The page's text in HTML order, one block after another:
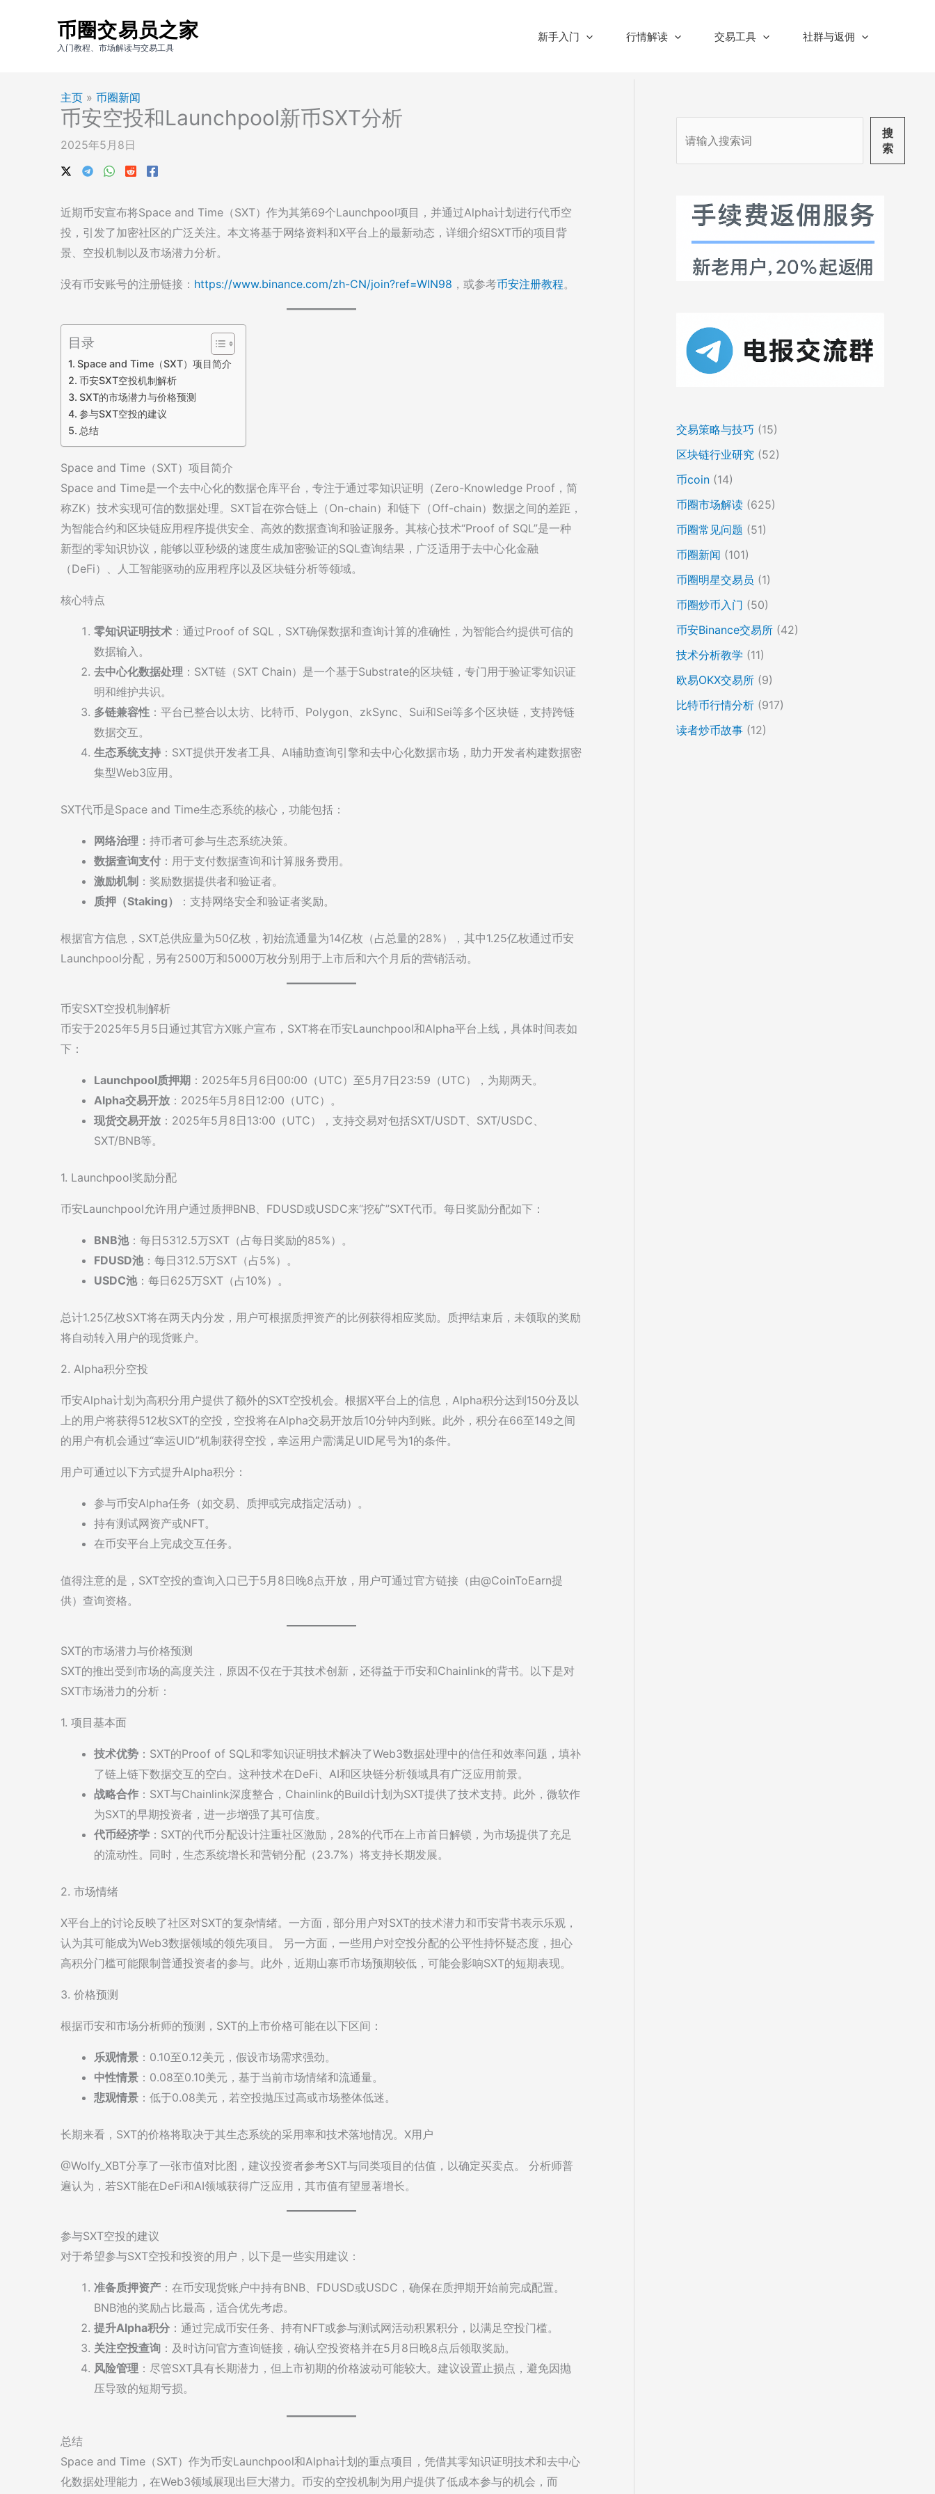
币圈交易员之家
入门教程、市场解读与交易工具
新手入门 行情解读 交易工具 社群与返佣
主页 » 币圈新闻
币安空投和Launchpool新币SXT分析
2025年5月8日
近期币安宣布将Space and Time（SXT）作为其第69个Launchpool项目，并通过Alpha计划进行代币空
投，引发了加密社区的广泛关注。本文将基于网络资料和X平台上的最新动态，详细介绍SXT币的项目背
景、空投机制以及市场潜力分析。
没有币安账号的注册链接： https://www.binance.com/zh-CN/join?ref=WIN98 ，或参考币安注册教程。
目录
Space and Time（SXT）项目简介
币安SXT空投机制解析
SXT的市场潜力与价格预测
参与SXT空投的建议
总结
Space and Time（SXT）项目简介
Space and Time是一个去中心化的数据仓库平台，专注于通过零知识证明（Zero-Knowledge Proof，简
称ZK）技术实现可信的数据处理。SXT旨在弥合链上（On-chain）和链下（Off-chain）数据之间的差距，
为智能合约和区块链应用程序提供安全、高效的数据查询和验证服务。其核心技术“Proof of SQL”是一种
新型的零知识协议，能够以亚秒级的速度生成加密验证的SQL查询结果，广泛适用于去中心化金融
（DeFi）、人工智能驱动的应用程序以及区块链分析等领域。
核心特点
零知识证明技术 ：通过Proof of SQL，SXT确保数据和查询计算的准确性，为智能合约提供可信的
数据输入。
去中心化数据处理 ：SXT链（SXT Chain）是一个基于Substrate的区块链，专门用于验证零知识证
明和维护共识。
多链兼容性 ：平台已整合以太坊、比特币、Polygon、zkSync、Sui和Sei等多个区块链，支持跨链
数据交互。
生态系统支持 ：SXT提供开发者工具、AI辅助查询引擎和去中心化数据市场，助力开发者构建数据密
集型Web3应用。
SXT代币是Space and Time生态系统的核心，功能包括：
网络治理 ：持币者可参与生态系统决策。
数据查询支付 ：用于支付数据查询和计算服务费用。
激励机制 ：奖励数据提供者和验证者。
质押（Staking）
：支持网络安全和验证者奖励。
根据官方信息，SXT总供应量为50亿枚，初始流通量为14亿枚（占总量的28%），其中1.25亿枚通过币安
Launchpool分配，另有2500万和5000万枚分别用于上市后和六个月后的营销活动。
币安SXT空投机制解析
币安于2025年5月5日通过其官方X账户宣布，SXT将在币安Launchpool和Alpha平台上线，具体时间表如
下：
Launchpool质押期 ：2025年5月6日00:00（UTC）至5月7日23:59（UTC），为期两天。
Alpha交易开放 ：2025年5月8日12:00（UTC）。
现货交易开放 ：2025年5月8日13:00（UTC），支持交易对包括SXT/USDT、SXT/USDC、
SXT/BNB等。
1. Launchpool奖励分配
币安Launchpool允许用户通过质押BNB、FDUSD或USDC来“挖矿”SXT代币。每日奖励分配如下：
BNB池：每日5312.5万SXT（占每日奖励的85%）。
FDUSD池：每日312.5万SXT（占5%）。
USDC池：每日625万SXT（占10%）。
总计1.25亿枚SXT将在两天内分发，用户可根据质押资产的比例获得相应奖励。质押结束后，未领取的奖励
将自动转入用户的现货账户。
2. Alpha积分空投
币安Alpha计划为高积分用户提供了额外的SXT空投机会。根据X平台上的信息，Alpha积分达到150分及以
上的用户将获得512枚SXT的空投，空投将在Alpha交易开放后10分钟内到账。此外，积分在66至149之间
的用户有机会通过“幸运UID”机制获得空投，幸运用户需满足UID尾号为1的条件。
用户可通过以下方式提升Alpha积分：
参与币安Alpha任务（如交易、质押或完成指定活动）。
持有测试网资产或NFT。
在币安平台上完成交互任务。
值得注意的是，SXT空投的查询入口已于5月8日晚8点开放，用户可通过官方链接（由@CoinToEarn提
供）查询资格。
SXT的市场潜力与价格预测
SXT的推出受到市场的高度关注，原因不仅在于其技术创新，还得益于币安和Chainlink的背书。以下是对
SXT市场潜力的分析：
1. 项目基本面
技术优势 ：SXT的Proof of SQL和零知识证明技术解决了Web3数据处理中的信任和效率问题，填补
了链上链下数据交互的空白。这种技术在DeFi、AI和区块链分析领域具有广泛应用前景。
战略合作 ：SXT与Chainlink深度整合，Chainlink的Build计划为SXT提供了技术支持。此外，微软作
为SXT的早期投资者，进一步增强了其可信度。
代币经济学 ：SXT的代币分配设计注重社区激励，28%的代币在上市首日解锁，为市场提供了充足
的流动性。同时，生态系统增长和营销分配（23.7%）将支持长期发展。
2. 市场情绪
X平台上的讨论反映了社区对SXT的复杂情绪。一方面，部分用户对SXT的技术潜力和币安背书表示乐观，
认为其可能成为Web3数据领域的领先项目。 另一方面，一些用户对空投分配的公平性持怀疑态度，担心
高积分门槛可能限制普通投资者的参与。此外，近期山寨币市场预期较低，可能会影响SXT的短期表现。
3. 价格预测
根据币安和市场分析师的预测，SXT的上市价格可能在以下区间：
乐观情景 ：0.10至0.12美元，假设市场需求强劲。
中性情景 ：0.08至0.10美元，基于当前市场情绪和流通量。
悲观情景 ：低于0.08美元，若空投抛压过高或市场整体低迷。
长期来看，SXT的价格将取决于其生态系统的采用率和技术落地情况。X用户
@Wolfy_XBT分享了一张市值对比图，建议投资者参考SXT与同类项目的估值，以确定买卖点。 分析师普
遍认为，若SXT能在DeFi和AI领域获得广泛应用，其市值有望显著增长。
参与SXT空投的建议
对于希望参与SXT空投和投资的用户，以下是一些实用建议：
准备质押资产 ：在币安现货账户中持有BNB、FDUSD或USDC，确保在质押期开始前完成配置。
BNB池的奖励占比最高，适合优先考虑。
提升Alpha积分 ：通过完成币安任务、持有NFT或参与测试网活动积累积分，以满足空投门槛。
关注空投查询 ：及时访问官方查询链接，确认空投资格并在5月8日晚8点后领取奖励。
风险管理 ：尽管SXT具有长期潜力，但上市初期的价格波动可能较大。建议设置止损点，避免因抛
压导致的短期亏损。
总结
Space and Time（SXT）作为币安Launchpool和Alpha计划的重点项目，凭借其零知识证明技术和去中心
化数据处理能力，在Web3领域展现出巨大潜力。币安的空投机制为用户提供了低成本参与的机会，而
搜
索
交易策略与技巧 (15)
区块链行业研究 (52)
币coin (14)
币圈市场解读 (625)
币圈常见问题 (51)
币圈新闻 (101)
币圈明星交易员 (1)
币圈炒币入门 (50)
币安Binance交易所 (42)
技术分析教学 (11)
欧易OKX交易所 (9)
比特币行情分析 (917)
读者炒币故事 (12)